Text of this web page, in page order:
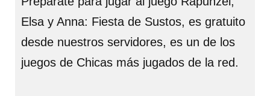
Elsa y Anna: Fiesta de Sustos, es gratuito
desde nuestros servidores, es un de los
juegos de Chicas más jugados de la red.